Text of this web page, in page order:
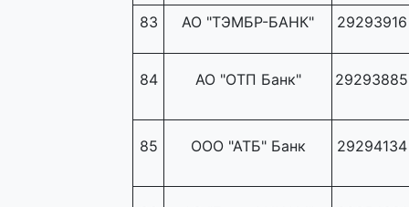
83 АО "ТЭМБР-БАНК" 29293916
84 АО "ОТП Банк" 29293885
85 ООО "АТБ" Банк 29294134